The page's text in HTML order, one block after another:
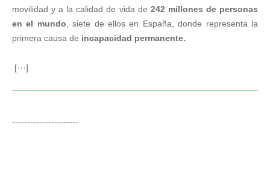
movilidad y a la calidad de vida de 242 millones de personas
en el mundo , siete de ellos en España, donde representa la
primera causa de incapacidad permanente.
[···]
----------------------